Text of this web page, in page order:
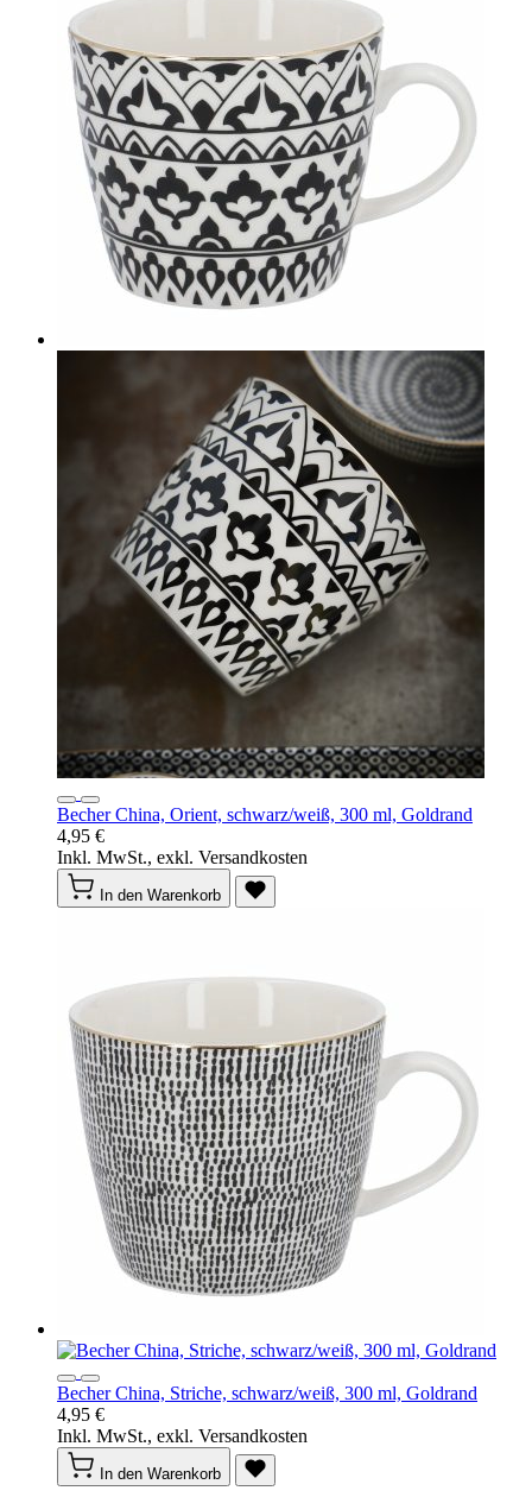
Becher China, Orient, schwarz/weiß, 300 ml, Goldrand
4,95 €
Inkl. MwSt., exkl. Versandkosten
In den Warenkorb
Becher China, Striche, schwarz/weiß, 300 ml, Goldrand
4,95 €
Inkl. MwSt., exkl. Versandkosten
In den Warenkorb